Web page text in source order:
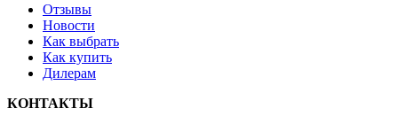
Отзывы
Новости
Как выбрать
Как купить
Дилерам
КОНТАКТЫ